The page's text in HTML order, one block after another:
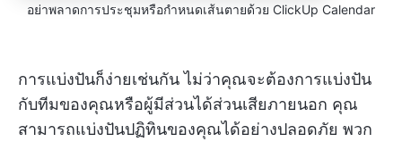
อย่าพลาดการประชุมหรือกำหนดเส้นตายด้วย ClickUp Calendar
การแบ่งปันก็ง่ายเช่นกัน ไม่ว่าคุณจะต้องการแบ่งปัน
กับทีมของคุณหรือผู้มีส่วนได้ส่วนเสียภายนอก คุณ
สามารถแบ่งปันปฏิทินของคุณได้อย่างปลอดภัย พวก